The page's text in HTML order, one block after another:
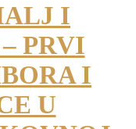
I
PRVI
I
U